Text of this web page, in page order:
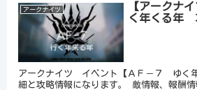
アークナイツ
【アークナ
く年くる年
アークナイツ イベント【ＡＦ－７ ゆく
細と攻略情報になります。 敵情報、報酬